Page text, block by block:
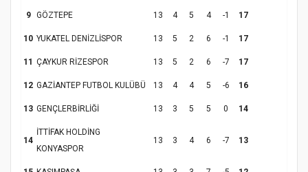
9 GÖZTEPE 13 4 5 4 -1 17
10 YUKATEL DENİZLİSPOR 13 5 2 6 -1 17
11 ÇAYKUR RİZESPOR 13 5 2 6 -7 17
12 GAZİANTEP FUTBOL KULÜBÜ 13 4 4 5 -6 16
13 GENÇLERBİRLİĞİ 13 3 5 5 0 14
14
İTTİFAK HOLDİNG
KONYASPOR
13 3 4 6 -7 13